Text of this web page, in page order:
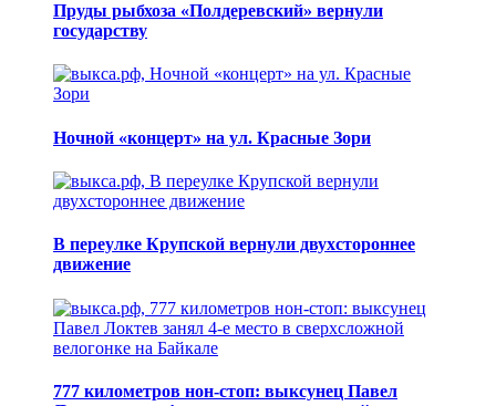
Пруды рыбхоза «Полдеревский» вернули
государству
Ночной «концерт» на ул. Красные Зори
В переулке Крупской вернули двухстороннее
движение
777 километров нон-стоп: выксунец Павел